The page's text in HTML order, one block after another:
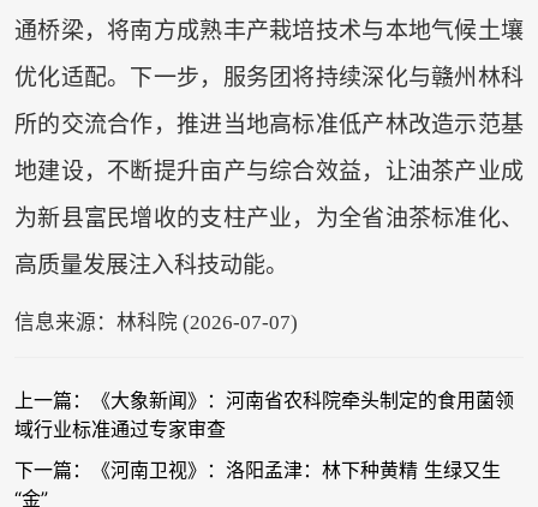
通桥梁，将南方成熟丰产栽培技术与本地气候土壤
优化适配。下一步，服务团将持续深化与赣州林科
所的交流合作，推进当地高标准低产林改造示范基
地建设，不断提升亩产与综合效益，让油茶产业成
为新县富民增收的支柱产业，为全省油茶标准化、
高质量发展注入科技动能。
信息来源：林科院 (2026-07-07)
上一篇：《大象新闻》：河南省农科院牵头制定的食用菌领
域行业标准通过专家审查
下一篇：《河南卫视》：洛阳孟津：林下种黄精 生绿又生
“金”